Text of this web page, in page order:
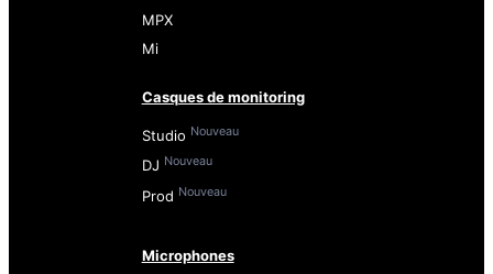
MPX
Mi
Casques de monitoring
Studio Nouveau
DJ Nouveau
Prod Nouveau
Microphones